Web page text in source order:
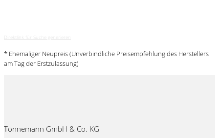
Direktlink für Suche generieren
* Ehemaliger Neupreis (Unverbindliche Preisempfehlung des Herstellers
am Tag der Erstzulassung)
Tönnemann GmbH & Co. KG